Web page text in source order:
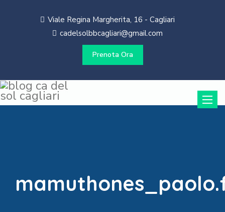
Viale Regina Margherita, 16 - Cagliari
cadelsolbbcagliari@gmail.com
Prenota Ora
Toggle